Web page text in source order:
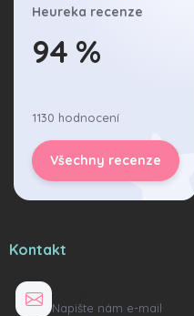
Heureka recenze
94 %
1130 hodnocení
Všechny recenze
Kontakt
Napište nám e-mail